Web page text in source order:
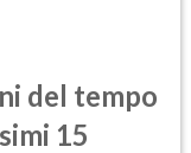
del tempo
15